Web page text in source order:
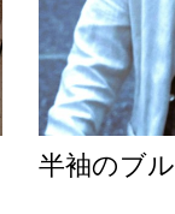
半袖のブ